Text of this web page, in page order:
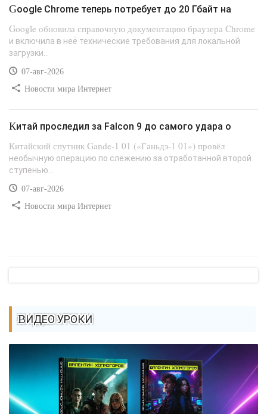
Google Chrome теперь потребует до 20 Гбайт на
Google обновила справочную документацию браузера Chrome
и включила в неё технические требования для локальной
загрузки...
07-авг-2026
Новости мира Интернет
Китай проследил за Falcon 9 до самого удара о
Китайский спутник Gande-1 01 («Ганьдэ-1 01») провёл
необычную операцию по слежению за отработанной второй
ступенью...
07-авг-2026
Новости мира Интернет
ВИДЕО УРОКИ